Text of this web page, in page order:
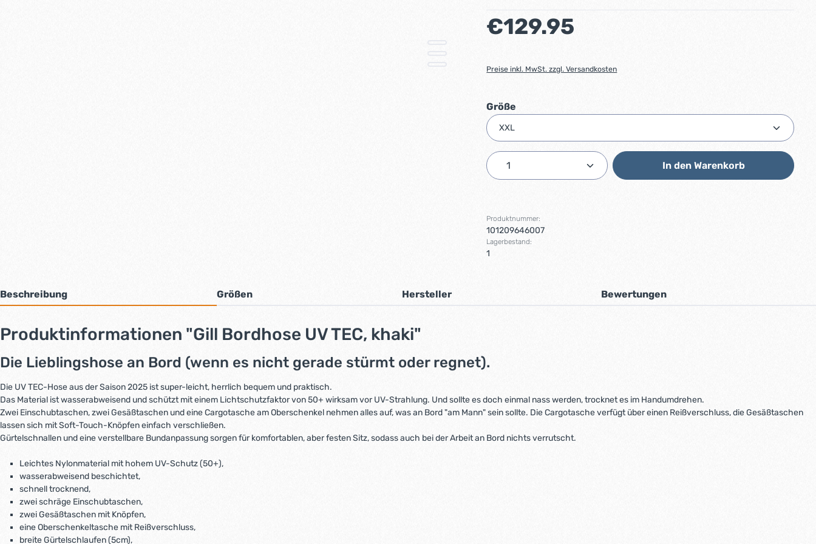
Regulärer Preis:
€129.95
Preise inkl. MwSt. zzgl. Versandkosten
Größe
Produkt Anzahl: Gib den gewünschten Wert ein
In den Warenkorb
Produktnummer:
101209646007
Lagerbestand:
1
Beschreibung Größen Hersteller Bewertungen
Produktinformationen "Gill Bordhose UV TEC, khaki"
Die Lieblingshose an Bord (wenn es nicht gerade stürmt oder regnet).
Die UV TEC-Hose aus der Saison 2025 ist super-leicht, herrlich bequem und praktisch.
Das Material ist wasserabweisend und schützt mit einem Lichtschutzfaktor von 50+ wirksam vor UV-Strahlung. Und sollte es doch einmal nass werden, trocknet es im Handumdrehen.
Zwei Einschubtaschen, zwei Gesäßtaschen und eine Cargotasche am Oberschenkel nehmen alles auf, was an Bord "am Mann" sein sollte. Die Cargotasche verfügt über einen Reißverschluss, die Gesäßtaschen
lassen sich mit Soft-Touch-Knöpfen einfach verschließen.
Gürtelschnallen und eine verstellbare Bundanpassung sorgen für komfortablen, aber festen Sitz, sodass auch bei der Arbeit an Bord nichts verrutscht.
Leichtes Nylonmaterial mit hohem UV-Schutz (50+),
wasserabweisend beschichtet,
schnell trocknend,
zwei schräge Einschubtaschen,
zwei Gesäßtaschen mit Knöpfen,
eine Oberschenkeltasche mit Reißverschluss,
breite Gürtelschlaufen (5cm),